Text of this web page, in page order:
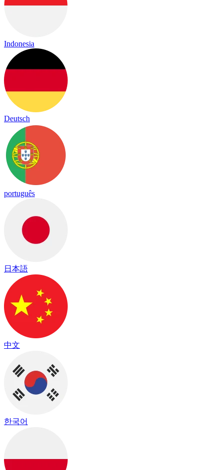
Indonesia
Deutsch
português
日本語
中文
한국어